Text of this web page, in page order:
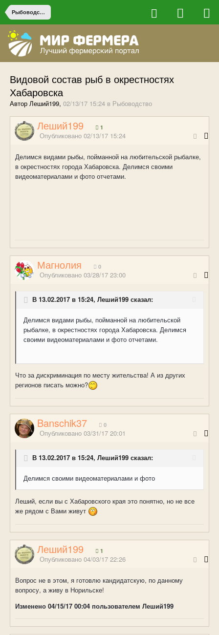
Рыбоводство
Видовой состав рыб в окрестностях
Хабаровска
Автор Леший199, 02/13/17 15:24 в Рыбоводство
Леший199 1
Опубликовано 02/13/17 15:24
Делимся видами рыбы, пойманной на любительской рыбалке,
в окрестностях города Хабаровска. Делимся своими
видеоматериалами и фото отчетами.
Магнолия 0
Опубликовано 03/28/17 23:00
В 13.02.2017 в 15:24, Леший199 сказал:
Делимся видами рыбы, пойманной на любительской
рыбалке, в окрестностях города Хабаровска. Делимся
своими видеоматериалами и фото отчетами.
Что за дискриминация по месту жительства! А из других
регионов писать можно?
Banschik37 0
Опубликовано 03/31/17 20:01
В 13.02.2017 в 15:24, Леший199 сказал:
Делимся своими видеоматериалами и фото
Леший, если вы с Хабаровского края это понятно, но не все
же рядом с Вами живут
Леший199 1
Опубликовано 04/03/17 22:26
Вопрос не в этом, я готовлю кандидатскую, по данному
вопросу, а живу в Норильске!
Изменено 04/15/17 00:04 пользователем Леший199